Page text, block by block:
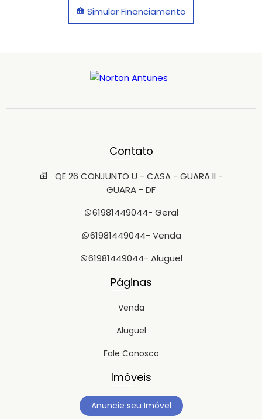
Simular Financiamento
Contato
QE 26 CONJUNTO U - CASA - GUARA II -
GUARA - DF
61981449044- Geral
61981449044- Venda
61981449044- Aluguel
Páginas
Venda
Aluguel
Fale Conosco
Imóveis
Anuncie seu Imóvel